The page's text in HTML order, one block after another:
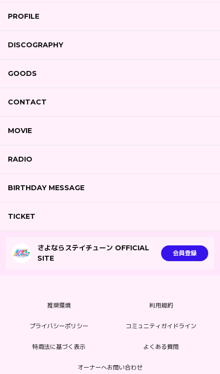
PROFILE
DISCOGRAPHY
GOODS
CONTACT
MOVIE
RADIO
BIRTHDAY MESSAGE
TICKET
さよならステイチューン OFFICIAL
SITE
会員登録
推奨環境 利用規約
プライバシーポリシー コミュニティガイドライン
特商法に基づく表示 よくある質問
オーナーへお問い合わせ